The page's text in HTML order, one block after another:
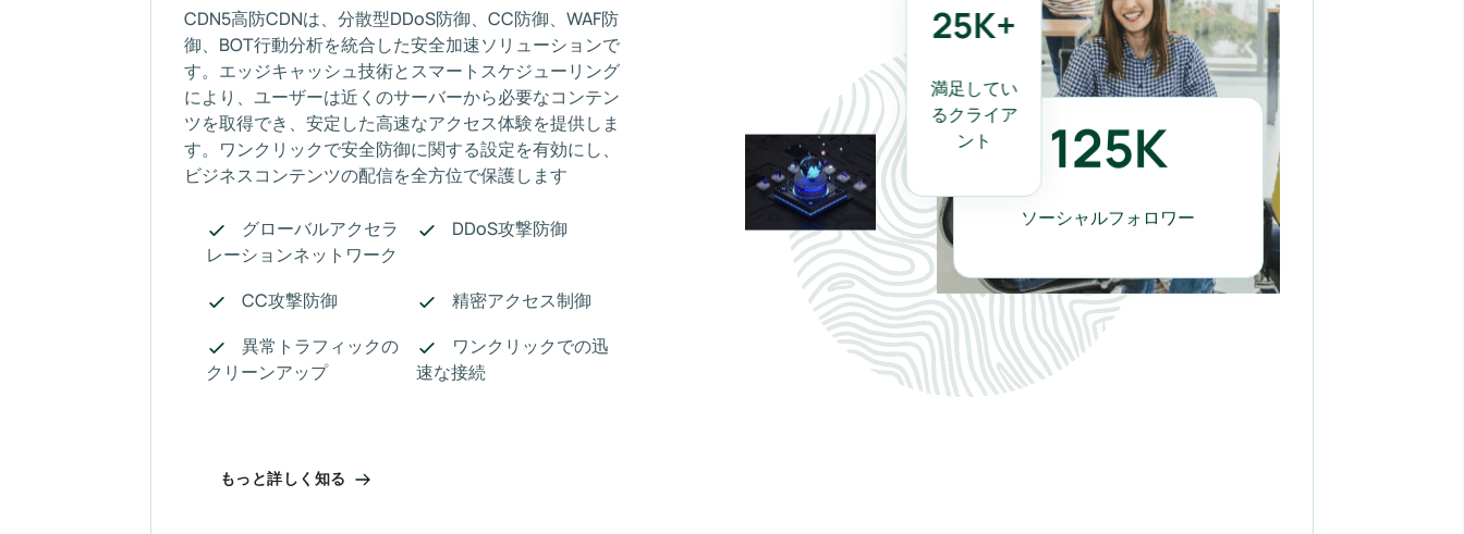
CDN5高防CDNは、分散型DDoS防御、CC防御、WAF防
御、BOT行動分析を統合した安全加速ソリューションで
す。エッジキャッシュ技術とスマートスケジューリング
により、ユーザーは近くのサーバーから必要なコンテン
ツを取得でき、安定した高速なアクセス体験を提供しま
す。ワンクリックで安全防御に関する設定を有効にし、
ビジネスコンテンツの配信を全方位で保護します
グローバルアクセラ
レーションネットワーク
DDoS攻撃防御
CC攻撃防御
精密アクセス制御
異常トラフィックの
クリーンアップ
ワンクリックでの迅
速な接続
もっと詳しく知る
25K+
満足してい
るクライア
ント
125K
ソーシャルフォロワー